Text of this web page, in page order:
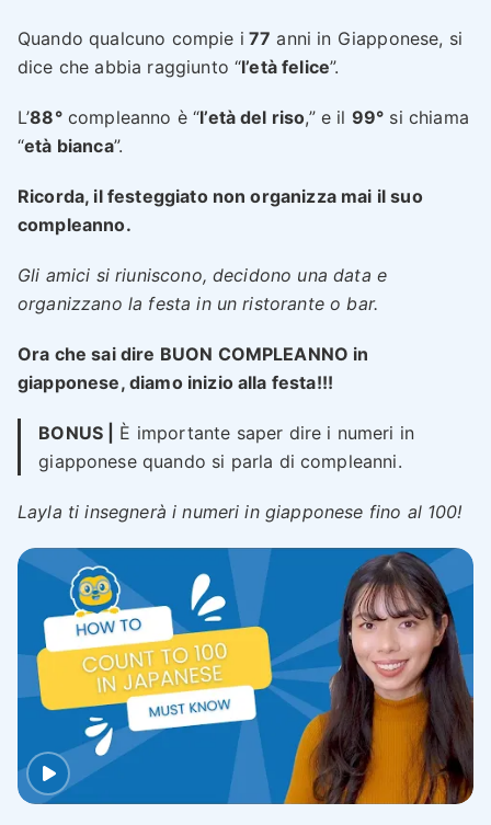
Quando qualcuno compie i 77 anni in Giapponese, si
dice che abbia raggiunto “l’età felice”.
L’88°compleanno è “l’età del riso,” e il 99° si chiama
“età bianca”.
Ricorda, il festeggiato non organizza mai il suo
compleanno.
Gli amici si riuniscono, decidono una data e
organizzano la festa in un ristorante o bar.
Ora che sai dire BUON COMPLEANNO in
giapponese, diamo inizio alla festa!!!
BONUS |
È importante saper dire i numeri in
giapponese quando si parla di compleanni.
Layla ti insegnerà i numeri in giapponese fino al 100!